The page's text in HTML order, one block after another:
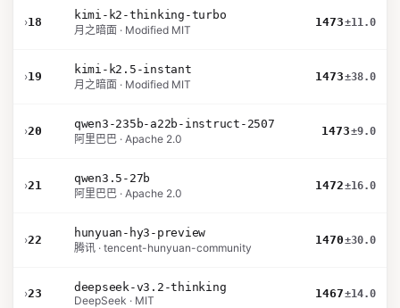
›18
kimi-k2-thinking-turbo
月之暗面 · Modified MIT
1473±11.0
›19
kimi-k2.5-instant
月之暗面 · Modified MIT
1473±38.0
›20
qwen3-235b-a22b-instruct-2507
阿里巴巴 · Apache 2.0
1473±9.0
›21
qwen3.5-27b
阿里巴巴 · Apache 2.0
1472±16.0
›22
hunyuan-hy3-preview
腾讯 · tencent-hunyuan-community
1470±30.0
›23
deepseek-v3.2-thinking
DeepSeek · MIT
1467±14.0